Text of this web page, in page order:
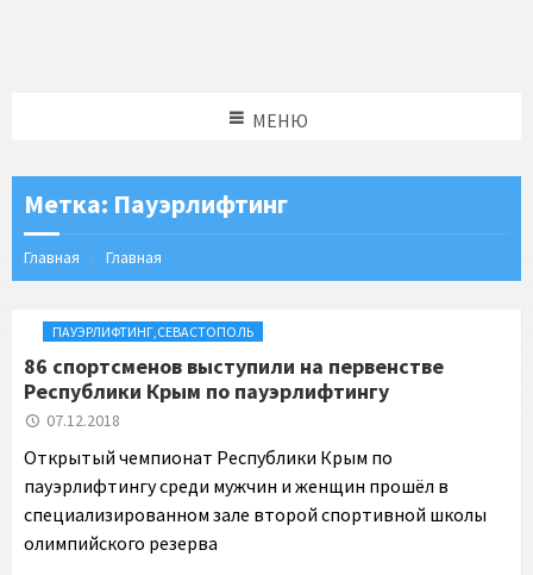
МЕНЮ
Метка: Пауэрлифтинг
Главная Главная
ПАУЭРЛИФТИНГ,СЕВАСТОПОЛЬ
86 спортсменов выступили на первенстве
Республики Крым по пауэрлифтингу
07.12.2018
Открытый чемпионат Республики Крым по
пауэрлифтингу среди мужчин и женщин прошёл в
специализированном зале второй спортивной школы
олимпийского резерва